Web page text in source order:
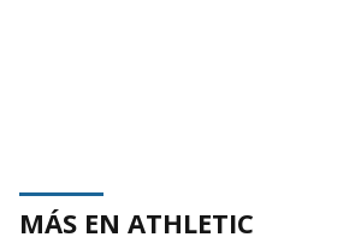
MÁS EN ATHLETIC